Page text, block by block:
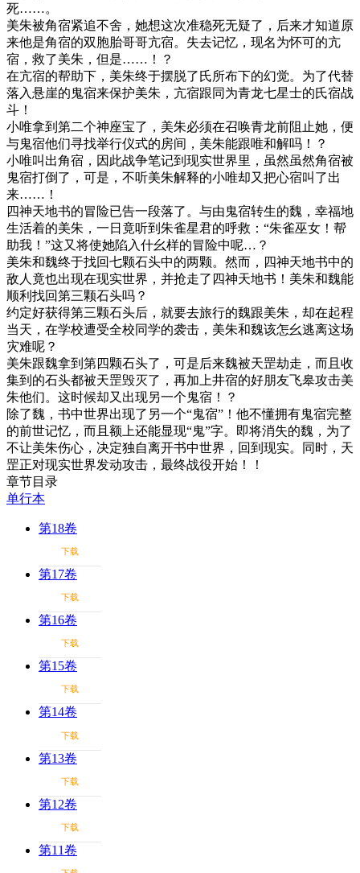
死……。
美朱被角宿紧追不舍，她想这次准稳死无疑了，后来才知道原
来他是角宿的双胞胎哥哥亢宿。失去记忆，现名为怀可的亢
宿，救了美朱，但是……！？
在亢宿的帮助下，美朱终于摆脱了氏所布下的幻觉。为了代替
落入悬崖的鬼宿来保护美朱，亢宿跟同为青龙七星士的氏宿战
斗！
小唯拿到第二个神座宝了，美朱必须在召唤青龙前阻止她，便
与鬼宿他们寻找举行仪式的房间，美朱能跟唯和解吗！？
小唯叫出角宿，因此战争笔记到现实世界里，虽然虽然角宿被
鬼宿打倒了，可是，不听美朱解释的小唯却又把心宿叫了出
来……！
四神天地书的冒险已告一段落了。与由鬼宿转生的魏，幸福地
生活着的美朱，一日竟听到朱雀星君的呼救：“朱雀巫女！帮
助我！”这又将使她陷入什幺样的冒险中呢…？
美朱和魏终于找回七颗石头中的两颗。然而，四神天地书中的
敌人竟也出现在现实世界，并抢走了四神天地书！美朱和魏能
顺利找回第三颗石头吗？
约定好获得第三颗石头后，就要去旅行的魏跟美朱，却在起程
当天，在学校遭受全校同学的袭击，美朱和魏该怎幺逃离这场
灾难呢？
美朱跟魏拿到第四颗石头了，可是后来魏被天罡劫走，而且收
集到的石头都被天罡毁灭了，再加上井宿的好朋友飞皋攻击美
朱他们。这时候却又出现另一个鬼宿！？
除了魏，书中世界出现了另一个“鬼宿”！他不懂拥有鬼宿完整
的前世记忆，而且额上还能显现“鬼”字。即将消失的魏，为了
不让美朱伤心，决定独自离开书中世界，回到现实。同时，天
罡正对现实世界发动攻击，最终战役开始！！
章节目录
单行本
第18卷
下载
第17卷
下载
第16卷
下载
第15卷
下载
第14卷
下载
第13卷
下载
第12卷
下载
第11卷